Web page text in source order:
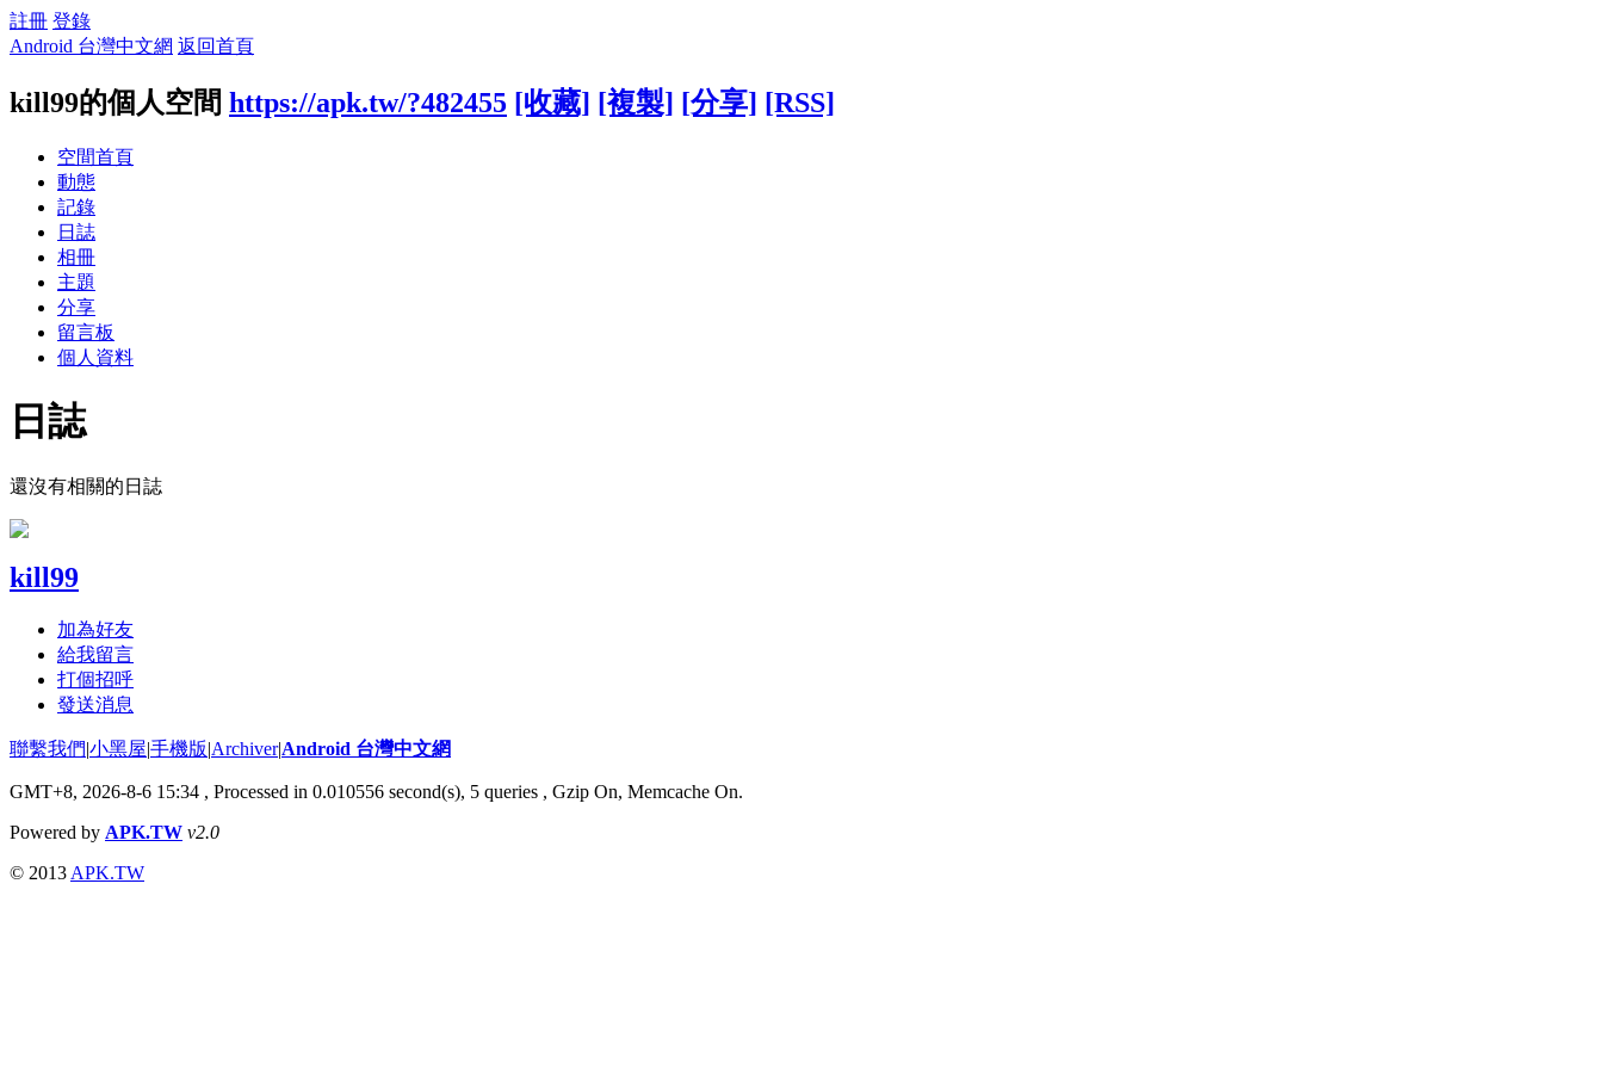
註冊 登錄
Android 台灣中文網 返回首頁
kill99的個人空間 https://apk.tw/?482455 [收藏] [複製] [分享] [RSS]
空間首頁
動態
記錄
日誌
相冊
主題
分享
留言板
個人資料
日誌
還沒有相關的日誌
kill99
加為好友
給我留言
打個招呼
發送消息
聯繫我們|小黑屋|手機版|Archiver|Android 台灣中文網
GMT+8, 2026-8-6 15:34 , Processed in 0.010556 second(s), 5 queries , Gzip On, Memcache On.
Powered by APK.TW v2.0
© 2013 APK.TW